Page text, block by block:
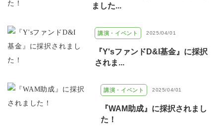
ました...
講演・イベント 2025/04/01
『Y'sファンドD&I基金』に採択
されま...
講演・イベント 2025/04/01
『WAM助成』に採択されまし
た！